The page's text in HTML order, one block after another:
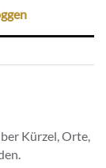
Kürzel, Orte,